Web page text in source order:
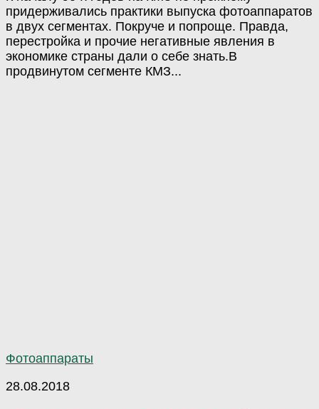
придерживались практики выпуска фотоаппаратов
в двух сегментах. Покруче и попроще. Правда,
перестройка и прочие негативные явления в
экономике страны дали о себе знать.В
продвинутом сегменте КМЗ...
Фотоаппараты
28.08.2018